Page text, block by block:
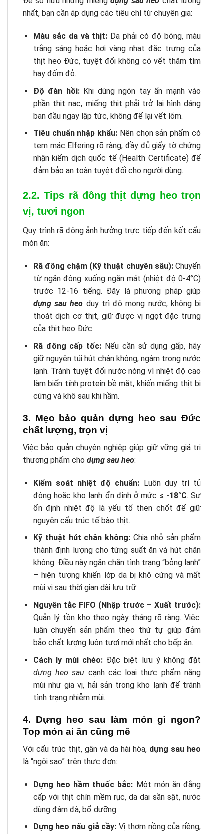
nhất, bạn cần áp dụng các tiêu chí từ chuyên gia:
Màu sắc da và thịt: Da phải có độ bóng, màu
trắng sáng hoặc hơi vàng nhạt đặc trưng của
thịt heo Đức, tuyệt đối không có vết thâm tím
hay đốm đỏ.
Độ đàn hồi:Khi dùng ngón tay ấn mạnh vào
phần thịt nạc, miếng thịt phải trở lại hình dáng
ban đầu ngay lập tức, không để lại vết lõm.
Tiêu chuẩn nhập khẩu: Nên chọn sản phẩm có
tem mác Elfering rõ ràng, đầy đủ giấy tờ chứng
nhận kiểm dịch quốc tế (Health Certificate) để
đảm bảo an toàn tuyệt đối cho người dùng.
2.2. Tips rã đông thịt dựng heo trọn
vị, tươi ngon
Quy trình rã đông ảnh hưởng trực tiếp đến kết cấu
món ăn:
Rã đông chậm (Kỹ thuật chuyên sâu):Chuyển
từ ngăn đông xuống ngăn mát (nhiệt độ 0-4°C)
trước 12-16 tiếng. Đây là phương pháp giúp
dựng sau heo duy trì độ mọng nước, không bị
thoát dịch cơ thịt, giữ được vị ngọt đặc trưng
của thịt heo Đức.
Rã đông cấp tốc: Nếu cần sử dụng gấp, hãy
giữ nguyên túi hút chân không, ngâm trong nước
lạnh. Tránh tuyệt đối nước nóng vì nhiệt độ cao
làm biến tính protein bề mặt, khiến miếng thịt bị
cứng và khô sau khi hầm.
3. Mẹo bảo quản dựng heo sau Đức
chất lượng, trọn vị
Việc bảo quản chuyên nghiệp giúp giữ vững giá trị
thương phẩm cho dựng sau heo:
Kiểm soát nhiệt độ chuẩn: Luôn duy trì tủ
đông hoặc kho lạnh ổn định ở mức ≤ -18°C. Sự
ổn định nhiệt độ là yếu tố then chốt để giữ
nguyên cấu trúc tế bào thịt.
Kỹ thuật hút chân không: Chia nhỏ sản phẩm
thành định lượng cho từng suất ăn và hút chân
không. Điều này ngăn chặn tình trạng “bỏng lạnh”
– hiện tượng khiến lớp da bị khô cứng và mất
mùi vị sau thời gian dài lưu trữ.
Nguyên tắc FIFO (Nhập trước – Xuất trước):
Quản lý tồn kho theo ngày tháng rõ ràng. Việc
luân chuyển sản phẩm theo thứ tự giúp đảm
bảo chất lượng luôn tươi mới nhất cho bếp ăn.
Cách ly mùi chéo: Đặc biệt lưu ý không đặt
dựng heo sau cạnh các loại thực phẩm nặng
mùi như gia vị, hải sản trong kho lạnh để tránh
tình trạng nhiễm mùi.
4. Dựng heo sau làm món gì ngon?
Top món ai ăn cũng mê
Với cấu trúc thịt, gân và da hài hòa, dựng sau heo
là “ngôi sao” trên thực đơn:
Dựng heo hầm thuốc bắc: Một món ăn đẳng
cấp với thịt chín mềm rục, da dai sần sật, nước
dùng đậm đà, bổ dưỡng.
Dựng heo nấu giả cầy: Vị thơm nồng của riềng,